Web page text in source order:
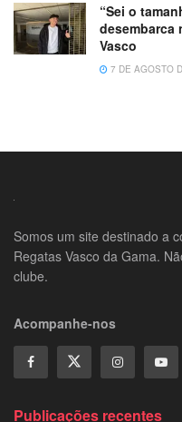
“Sei o
desembarca
Vasco
7 DE AGOSTO
Somos um site destinado a
Regatas Vasco da Gama.
clube.
Acompanhe-nos
Publicações recentes